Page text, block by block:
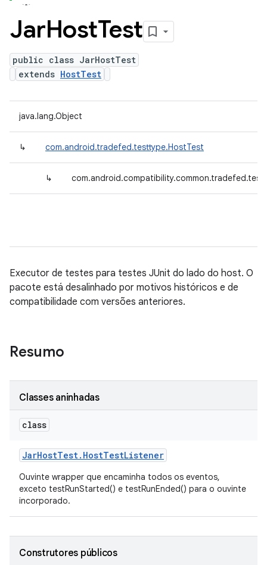
JarHostTest
public class JarHostTest
extends HostTest
java.lang.Object
↳ com.android.tradefed.testtype.HostTest
↳
Executor de testes para testes JUnit do lado do host. O
pacote está desalinhado por motivos históricos e de
compatibilidade com versões anteriores.
Resumo
Classes aninhadas
class
JarHostTest. HostTestListener
Ouvinte wrapper que encaminha todos os eventos,
exceto testRunStarted() e testRunEnded() para o ouvinte
incorporado.
Construtores públicos